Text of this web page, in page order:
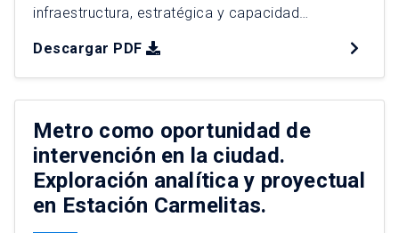
infraestructura, estratégica y capacidad
vulnerabilidad a los impactos del cambio
climático, la cual está gatillada por factores tanto
geográficos como socio-económicos. En la
presente investigación se establece la
gobernanza como, a la vez, el […]
Descargar PDF
Metro como oportunidad de
intervención en la ciudad.
Exploración analítica y proyectual
en Estación Carmelitas.